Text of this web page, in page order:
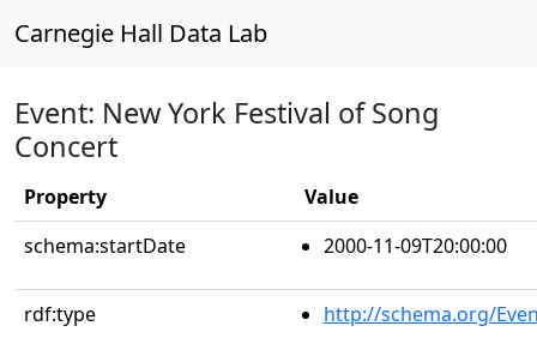
Carnegie Hall Data Lab
Event: New York Festival of Song
Concert
Property
Value
schema:startDate
2000-11-09T20:00:00
rdf:type http://schema.org/